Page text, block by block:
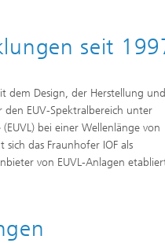
seit
dem Design, der Herstellung und
EUV-Spektralbereich unter
bei einer Wellenlänge von
das Fraunhofer IOF als
von EUVL-Anlagen